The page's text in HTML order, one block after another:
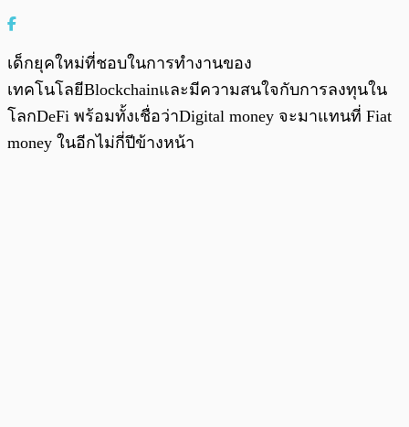
เด็กยุคใหม่ที่ชอบในการทำงานของ
เทคโนโลยีBlockchainและมีความสนใจกับการลงทุนใน
โลกDeFi พร้อมทั้งเชื่อว่าDigital money จะมาแทนที่ Fiat
money ในอีกไม่กี่ปีข้างหน้า